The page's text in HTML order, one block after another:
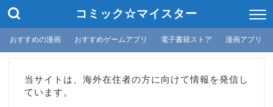
コミック☆マイスター
おすすめの漫画 おすすめゲームアプリ 電子書籍ストア 漫画アプリ
当サイトは、海外在住者の方に向けて情報を発信し
ています。